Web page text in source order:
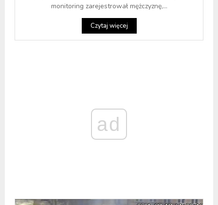
monitoring zarejestrował mężczyznę,...
Czytaj więcej
ad